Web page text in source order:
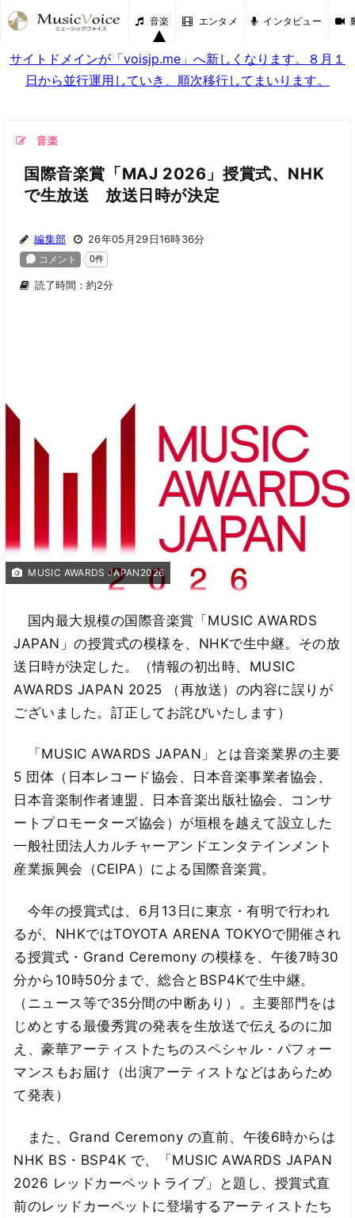
音楽 エンタメ インタビュー
サイトドメインが「voisjp.me」へ新しくなります。８月１
日から並行運用していき、順次移行してまいります。
音楽
国際音楽賞「MAJ 2026」授賞式、NHK
で生放送 放送日時が決定
編集部 26年05月29日16時36分
読了時間：約2分
MUSIC AWARDS JAPAN2026
国内最大規模の国際音楽賞「MUSIC AWARDS
JAPAN」の授賞式の模様を、NHKで生中継。その放
送日時が決定した。（情報の初出時、MUSIC
AWARDS JAPAN 2025 （再放送）の内容に誤りが
ございました。訂正してお詫びいたします）
「MUSIC AWARDS JAPAN」とは音楽業界の主要
5 団体（日本レコード協会、日本音楽事業者協会、
日本音楽制作者連盟、日本音楽出版社協会、コンサ
ートプロモーターズ協会）が垣根を越えて設立した
一般社団法人カルチャーアンドエンタテインメント
産業振興会（CEIPA）による国際音楽賞。
今年の授賞式は、6月13日に東京・有明で行われ
るが、NHKではTOYOTA ARENA TOKYOで開催され
る授賞式・Grand Ceremony の模様を、午後7時30
分から10時50分まで、総合とBSP4Kで生中継。
（ニュース等で35分間の中断あり）。主要部門をは
じめとする最優秀賞の発表を生放送で伝えるのに加
え、豪華アーティストたちのスペシャル・パフォー
マンスもお届け（出演アーティストなどはあらため
て発表）
また、Grand Ceremony の直前、午後6時からは
NHK BS・BSP4K で、「MUSIC AWARDS JAPAN
2026 レッドカーペットライブ」と題し、授賞式直
前のレッドカーペットに登場するアーティストたち